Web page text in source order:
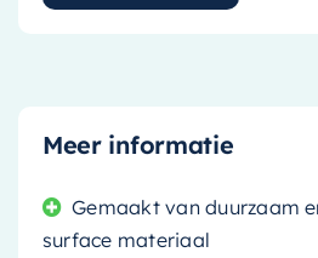
Meer informatie
Gemaakt van duurzaam
surface materiaal